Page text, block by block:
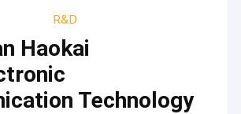
R&D
Haokai
Technology